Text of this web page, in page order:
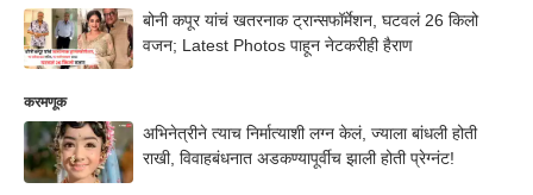
बोनी कपूर यांचं खतरनाक ट्रान्सफॉर्मेशन, घटवलं 26 किलो
वजन; Latest Photos पाहून नेटकरीही हैराण
करमणूक
अभिनेत्रीने त्याच निर्मात्याशी लग्न केलं, ज्याला बांधली होती
राखी, विवाहबंधनात अडकण्यापूर्वीच झाली होती प्रेग्नंट!